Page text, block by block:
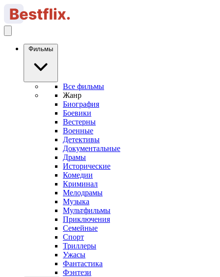
Фильмы
Все фильмы
Жанр
Биография
Боевики
Вестерны
Военные
Детективы
Документальные
Драмы
Исторические
Комедии
Криминал
Мелодрамы
Музыка
Мультфильмы
Приключения
Семейные
Спорт
Триллеры
Ужасы
Фантастика
Фэнтези